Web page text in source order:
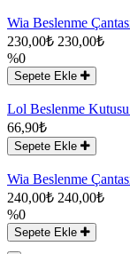
Wia Beslenme
230,00₺ 230,00₺
%0
Sepete Ekle
Lol Beslenme
66,90₺
Sepete Ekle
Wia Beslenme
240,00₺ 240,00₺
%0
Sepete Ekle